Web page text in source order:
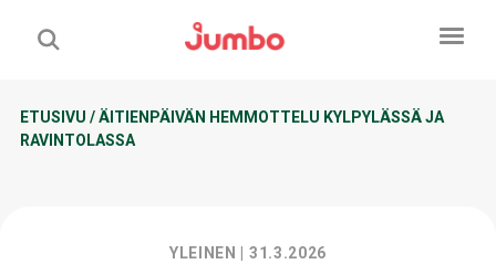
ETUSIVU /ÄITIENPÄIVÄN HEMMOTTELU KYLPYLÄSSÄ JA
RAVINTOLASSA
YLEINEN | 31.3.2026